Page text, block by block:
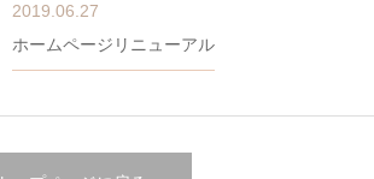
2019.06.27
ホームページリニューアル